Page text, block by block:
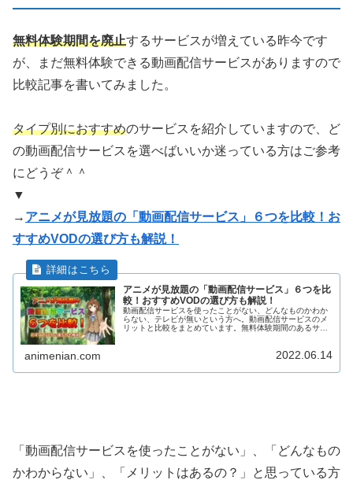
無料体験期間を廃止するサービスが増えている昨今です
が、まだ無料体験できる動画配信サービスがありますので
比較記事を書いてみました。
タイプ別におすすめのサービスを紹介していますので、ど
の動画配信サービスを選べばいいか迷っている方はご参考
にどうぞ＾＾
▼
→ アニメが見放題の「動画配信サービス」６つを比較！お
すすめVODの選び方も解説！
アニメが見放題の「動画配信サービス」６つを比
較！おすすめVODの選び方も解説！
動画配信サービスを使ったことがない、どんなものかわか
らない、テレビが無いという方へ。動画配信サービスのメ
リットと比較をまとめています。無料体験期間のあるサー
animenian.com 2022.06.14
「動画配信サービスを使ったことがない」、「どんなもの
かわからない」、「メリットはあるの？」と思っている方